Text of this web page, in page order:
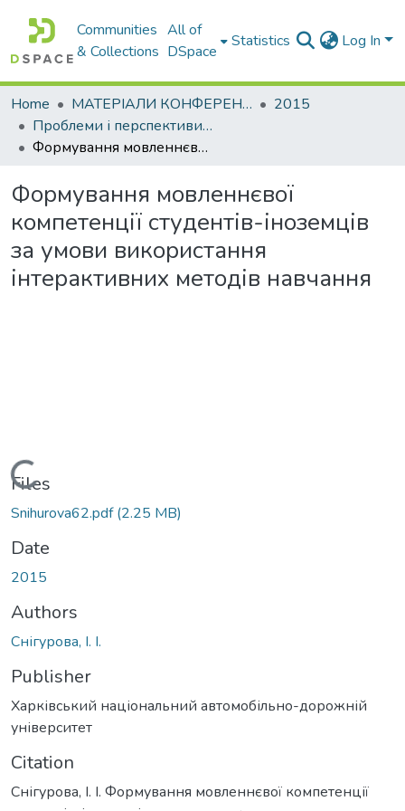
Communities
& Collections
All of
DSpace
Statistics Log In
Home МАТЕРІАЛИ КОНФЕРЕНЦІЙ
2015
Проблеми і перспективи мовної підготовки іноземних студентів
Формування мовленнєвої компетенції студентів-іноземців за умови використання інтерактивних методів навчання
Формування мовленнєвої
компетенції студентів-іноземців
за умови використання
інтерактивних методів навчання
Loading...
Files
Snihurova62.pdf(2.25 MB)
Date
2015
Authors
Снігурова, І. І.
Publisher
Харківський національний автомобільно-дорожній
університет
Citation
Снігурова, І. І. Формування мовленнєвої компетенції